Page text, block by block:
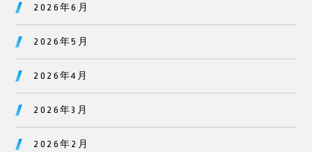
2026年6月
2026年5月
2026年4月
2026年3月
2026年2月